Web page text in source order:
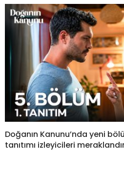
Doğanın Kanunu’nda yeni
tanıtımı izleyicileri